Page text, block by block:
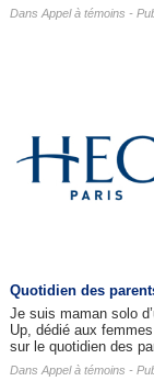
Dans Appel à témoins -
Quotidien des
Je suis maman solo
Up, dédié aux
sur le quotidien des
Dans Appel à témoins -